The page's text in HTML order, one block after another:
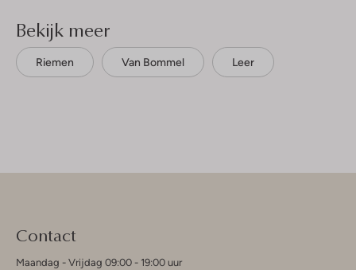
Bekijk meer
Riemen Van Bommel Leer
Contact
Maandag - Vrijdag 09:00 - 19:00 uur